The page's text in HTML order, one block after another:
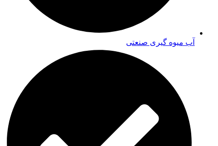
آب میوه گیری صنعتی